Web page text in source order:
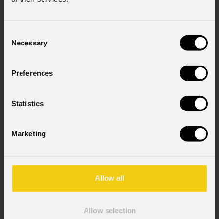
Selection
Necessary
Preferences
Statistics
Marketing
Allow all
Allow selection
GDPR; acconsento al trattamento ai sensi